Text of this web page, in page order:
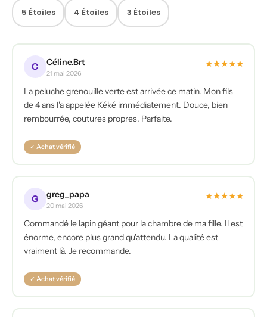
5 Étoiles 4 Étoiles 3 Étoiles
C Céline.Brt
21 mai 2026
★★★★★
La peluche grenouille verte est arrivée ce matin. Mon fils
de 4 ans l'a appelée Kéké immédiatement. Douce, bien
rembourrée, coutures propres. Parfaite.
✓ Achat vérifié
G greg_papa
20 mai 2026
★★★★★
Commandé le lapin géant pour la chambre de ma fille. Il est
énorme, encore plus grand qu'attendu. La qualité est
vraiment là. Je recommande.
✓ Achat vérifié